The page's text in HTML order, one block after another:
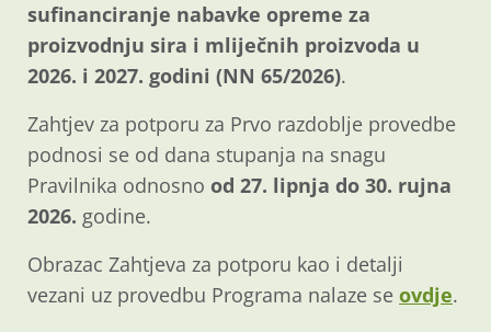
sufinanciranje nabavke opreme za
proizvodnju sira i mliječnih proizvoda u
2026. i 2027. godini (NN 65/2026).
Zahtjev za potporu za Prvo razdoblje provedbe
podnosi se od dana stupanja na snagu
Pravilnika odnosno od 27. lipnja do 30. rujna
2026. godine.
Obrazac Zahtjeva za potporu kao i detalji
vezani uz provedbu Programa nalaze se ovdje.